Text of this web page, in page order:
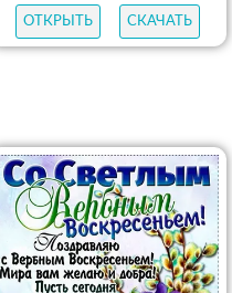
ОТКРЫТЬ СКАЧАТЬ